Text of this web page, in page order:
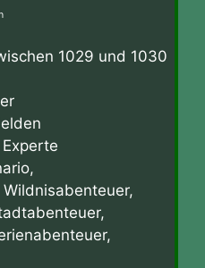
1029 und 1030